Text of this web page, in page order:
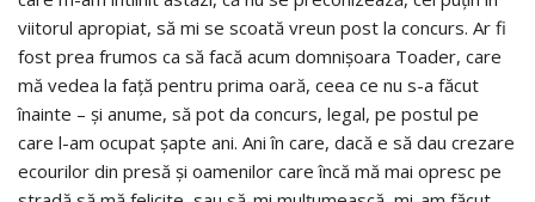
viitorul apropiat, să mi se scoată vreun post la concurs. Ar fi
fost prea frumos ca să facă acum domnișoara Toader, care
mă vedea la față pentru prima oară, ceea ce nu s-a făcut
înainte – și anume, să pot da concurs, legal, pe postul pe
care l-am ocupat șapte ani. Ani în care, dacă e să dau crezare
ecourilor din presă și oamenilor care încă mă mai opresc pe